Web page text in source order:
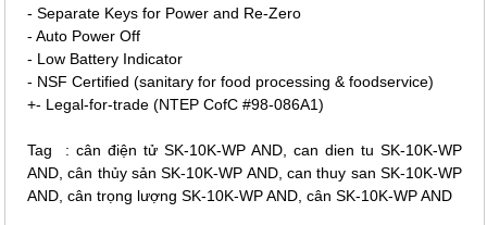
- Separate Keys for Power and Re-Zero
- Auto Power Off
- Low Battery Indicator
- NSF Certified (sanitary for food processing & foodservice)
+- Legal-for-trade (NTEP CofC #98-086A1)
Tag : cân điện tử SK-10K-WP AND, can dien tu SK-10K-WP
AND, cân thủy sản SK-10K-WP AND, can thuy san SK-10K-WP
AND, cân trọng lượng SK-10K-WP AND, cân SK-10K-WP AND